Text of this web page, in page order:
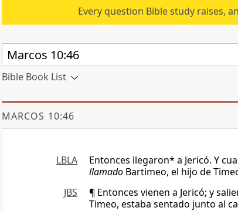
Every question Bible study raises,
Bible Book List
MARCOS 10:46
LBLA
Entonces llegaron* a Jericó. Y
llamado Bartimeo, el hijo de
JBS
¶ Entonces vienen a Jericó; y
Timeo, estaba sentado junto al